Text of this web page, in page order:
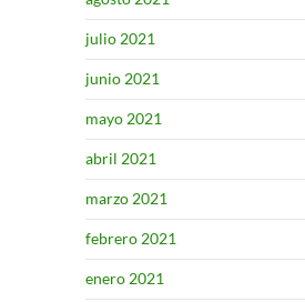
julio 2021
junio 2021
mayo 2021
abril 2021
marzo 2021
febrero 2021
enero 2021